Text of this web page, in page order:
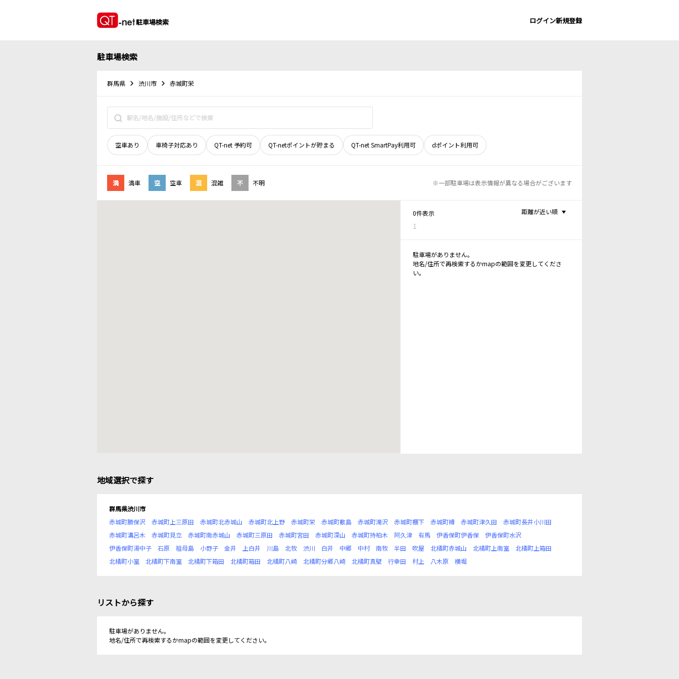
駐車場検索 ログイン新規登録
駐車場検索
群馬県 渋川市 赤城町栄
空車あり 車椅子対応あり QT-net 予約可 QT-netポイントが貯まる QT-net SmartPay利用可 dポイント利用可
満 満車 空 空車 混 混雑 不 不明 ※一部駐車場は表示情報が異なる場合がございます
0件表示
1
距離が近い順
駐車場がありません。
地名/住所で再検索するかmapの範囲を変更してくださ
い。
地域選択で探す
群馬県渋川市
赤城町勝保沢
赤城町上三原田 赤城町北赤城山 赤城町北上野 赤城町栄 赤城町敷島 赤城町滝沢 赤城町棚下 赤城町樽 赤城町津久田
赤城町長井小川田
赤城町溝呂木
赤城町見立 赤城町南赤城山 赤城町三原田 赤城町宮田 赤城町深山 赤城町持柏木 阿久津 有馬 伊香保町伊香保
伊香保町水沢
伊香保町湯中子
石原 祖母島 小野子 金井 上白井 川島 北牧 渋川 白井 中郷 中村 南牧 半田 吹屋 北橘町赤城山 北橘町上南室
北橘町上箱田
北橘町小室
北橘町下南室 北橘町下箱田 北橘町箱田 北橘町八崎 北橘町分郷八崎 北橘町真壁 行幸田 村上 八木原 横堀
リストから探す
駐車場がありません。
地名/住所で再検索するかmapの範囲を変更してください。